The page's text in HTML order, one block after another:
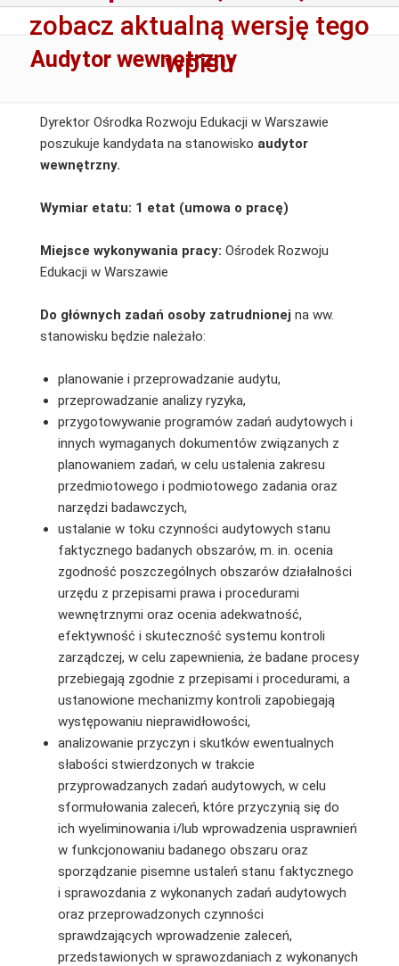
zobacz aktualną wersję tego
wpisu
Audytor wewnętrzny
Dyrektor Ośrodka Rozwoju Edukacji w Warszawie
poszukuje kandydata na stanowisko audytor
wewnętrzny.
Wymiar etatu: 1 etat (umowa o pracę)
Miejsce wykonywania pracy: Ośrodek Rozwoju
Edukacji w Warszawie
Do głównych zadań osoby zatrudnionej na ww.
stanowisku będzie należało:
planowanie i przeprowadzanie audytu,
przeprowadzanie analizy ryzyka,
przygotowywanie programów zadań audytowych i
innych wymaganych dokumentów związanych z
planowaniem zadań, w celu ustalenia zakresu
przedmiotowego i podmiotowego zadania oraz
narzędzi badawczych,
ustalanie w toku czynności audytowych stanu
faktycznego badanych obszarów, m. in. ocenia
zgodność poszczególnych obszarów działalności
urzędu z przepisami prawa i procedurami
wewnętrznymi oraz ocenia adekwatność,
efektywność i skuteczność systemu kontroli
zarządczej, w celu zapewnienia, że badane procesy
przebiegają zgodnie z przepisami i procedurami, a
ustanowione mechanizmy kontroli zapobiegają
występowaniu nieprawidłowości,
analizowanie przyczyn i skutków ewentualnych
słabości stwierdzonych w trakcie
przyprowadzanych zadań audytowych, w celu
sformułowania zaleceń, które przyczynią się do
ich wyeliminowania i/lub wprowadzenia usprawnień
w funkcjonowaniu badanego obszaru oraz
sporządzanie pisemne ustaleń stanu faktycznego
i sprawozdania z wykonanych zadań audytowych
oraz przeprowadzonych czynności
sprawdzających wprowadzenie zaleceń,
przedstawionych w sprawozdaniach z wykonanych